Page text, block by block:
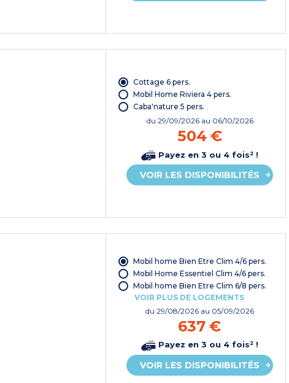
Cottage 6 pers.
Mobil Home Riviera 4 pers.
Caba'nature 5 pers.
du 29/09/2026 au 06/10/2026
504 €
Payez en 3 ou 4 fois² !
VOIR LES DISPONIBILITÉS
Mobil home Bien Etre Clim 4/6 pers.
Mobil Home Essentiel Clim 4/6 pers.
Mobil home Bien Etre Clim 6/8 pers.
VOIR PLUS DE LOGEMENTS
du29/08/2026 au 05/09/2026
637 €
Payez en 3 ou 4 fois² !
VOIR LES DISPONIBILITÉS